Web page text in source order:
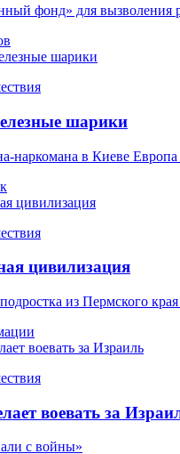
фонд» для вызволения
шарики
наркомана в Киеве Европа
цивилизация
из Пермского
воевать за
с войны»